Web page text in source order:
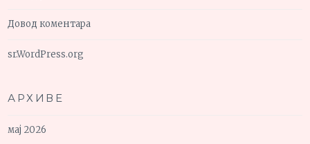
Довод коментара
sr.WordPress.org
АРХИВЕ
мај 2026